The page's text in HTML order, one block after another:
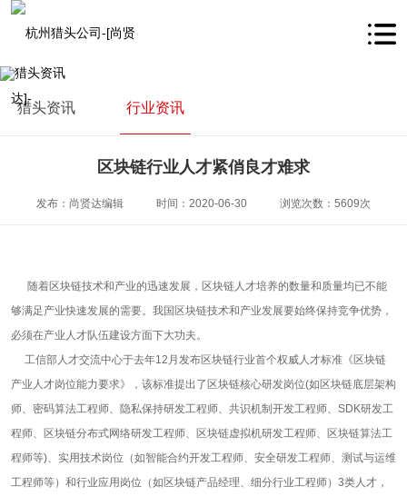
猎头资讯 行业资讯
区块链行业人才紧俏良才难求
发布：尚贤达编辑 时间：2020-06-30 浏览次数：5609次
随着区块链技术和产业的迅速发展，区块链人才培养的数量和质量均已不能
够满足产业快速发展的需要。我国区块链技术和产业发展要始终保持竞争优势，
必须在产业人才队伍建设方面下大功夫。
工信部人才交流中心于去年12月发布区块链行业首个权威人才标准《区块链
产业人才岗位能力要求》，该标准提出了区块链核心研发岗位(如区块链底层架构
师、密码算法工程师、隐私保持研发工程师、共识机制开发工程师、SDK研发工
程师、区块链分布式网络研发工程师、区块链虚拟机研发工程师、区块链算法工
程师等)、实用技术岗位（如智能合约开发工程师、安全研发工程师、测试与运维
工程师等）和行业应用岗位（如区块链产品经理、细分行业工程师）3类人才，